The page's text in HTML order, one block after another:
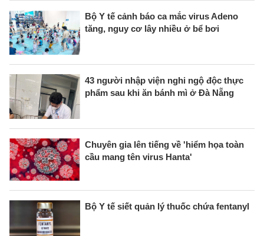
Bộ Y tế cảnh báo ca mắc virus Adeno
tăng, nguy cơ lây nhiều ở bể bơi
43 người nhập viện nghi ngộ độc thực
phẩm sau khi ăn bánh mì ở Đà Nẵng
Chuyên gia lên tiếng về 'hiểm họa toàn
cầu mang tên virus Hanta'
Bộ Y tế siết quản lý thuốc chứa fentanyl